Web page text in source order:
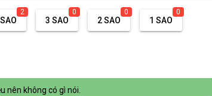
2
3 SAO
0
2 SAO
0
1 SAO
0
nên không có gì nói.